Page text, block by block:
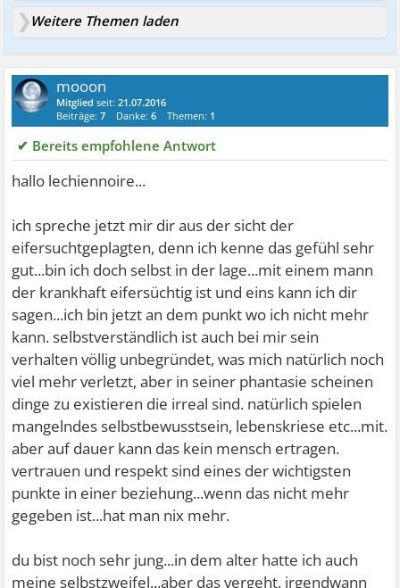
Weitere Themen laden
mooon
Mitglied seit:21.07.2016
Beiträge:7 Danke:6 Themen: 1
✔ Bereits empfohlene Antwort
hallo lechiennoire...
ich spreche jetzt mir dir aus der sicht der
eifersuchtgeplagten, denn ich kenne das gefühl sehr
gut...bin ich doch selbst in der lage...mit einem mann
der krankhaft eifersüchtig ist und eins kann ich dir
sagen...ich bin jetzt an dem punkt wo ich nicht mehr
kann. selbstverständlich ist auch bei mir sein
verhalten völlig unbegründet, was mich natürlich noch
viel mehr verletzt, aber in seiner phantasie scheinen
dinge zu existieren die irreal sind. natürlich spielen
mangelndes selbstbewusstsein, lebenskriese etc...mit.
aber auf dauer kann das kein mensch ertragen.
vertrauen und respekt sind eines der wichtigsten
punkte in einer beziehung...wenn das nicht mehr
gegeben ist...hat man nix mehr.
du bist noch sehr jung...in dem alter hatte ich auch
meine selbstzweifel...aber das vergeht. irgendwann